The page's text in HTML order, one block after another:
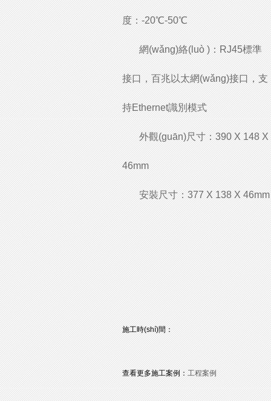
度：-20℃-50℃
網(wǎng)絡(luò )：RJ45標準
接口，百兆以太網(wǎng)接口，支
持Ethernet識別模式
外觀(guān)尺寸：390 X 148 X
46mm
安裝尺寸：377 X 138 X 46mm
施工時(shí)間：
查看更多施工案例：工程案例